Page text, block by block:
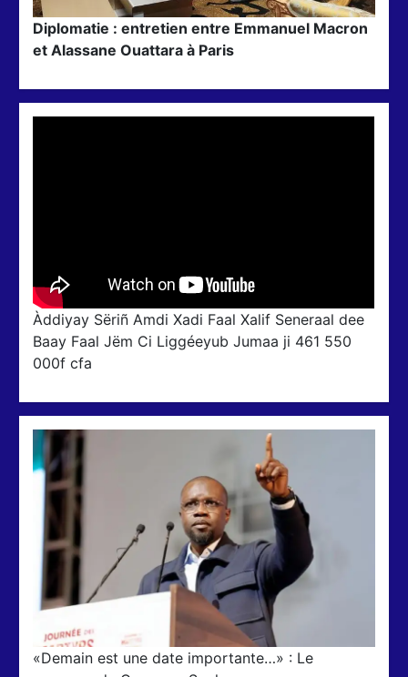
Diplomatie : entretien entre Emmanuel Macron
et Alassane Ouattara à Paris
Àddiyay Sëriñ Amdi Xadi Faal Xalif Seneraal dee
Baay Faal Jëm Ci Liggéeyub Jumaa ji 461 550
000f cfa
«Demain est une date importante…» : Le